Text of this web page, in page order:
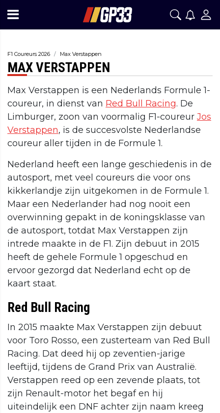
F1 Coureurs 2026 Max Verstappen
MAX VERSTAPPEN
Max Verstappen is een Nederlands Formule 1-
coureur, in dienst van Red Bull Racing. De
Limburger, zoon van voormalig F1-coureur Jos
Verstappen, is de succesvolste Nederlandse
coureur aller tijden in de Formule 1.
Nederland heeft een lange geschiedenis in de
autosport, met veel coureurs die voor ons
kikkerlandje zijn uitgekomen in de Formule 1.
Maar een Nederlander had nog nooit een
overwinning gepakt in de koningsklasse van
de autosport, totdat Max Verstappen zijn
intrede maakte in de F1. Zijn debuut in 2015
heeft de gehele Formule 1 opgeschud en
ervoor gezorgd dat Nederland echt op de
kaart staat.
Red Bull Racing
In 2015 maakte Max Verstappen zijn debuut
voor Toro Rosso, een zusterteam van Red Bull
Racing. Dat deed hij op zeventien-jarige
leeftijd, tijdens de Grand Prix van Australië.
Verstappen reed op een zevende plaats, tot
zijn Renault-motor het begaf en hij
uiteindelijk een DNF achter zijn naam kreeg